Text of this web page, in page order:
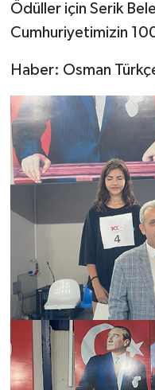
Ödüller için Serik
Cumhuriyetimizin
Haber: Osman